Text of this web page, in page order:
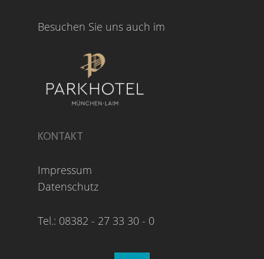
Besuchen Sie uns auch im
KONTAKT
Impressum
Datenschutz
Tel.: 08382 - 27 33 30 - 0